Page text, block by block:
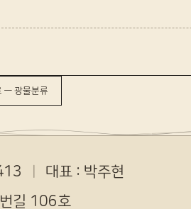
— 광물분류
대표 : 박주현
길 106호